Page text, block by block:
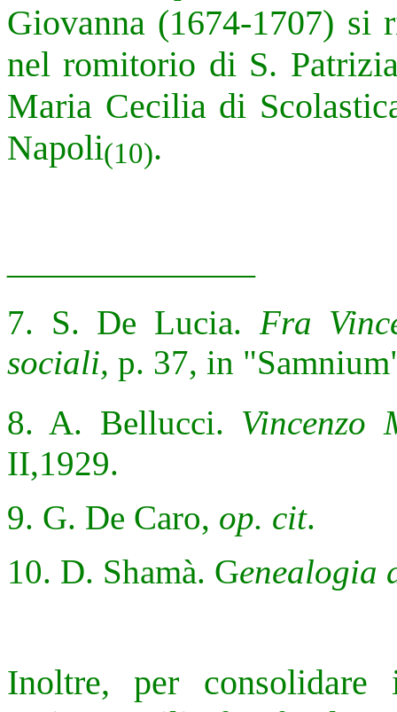
Giovanna (1674-1707) si
nel romitorio di S.
Maria Cecilia di
Napoli(10).
7. S. De Lucia. Fra
sociali, p. 37, in
8. A. Bellucci. Vincenzo
II,1929.
9. G. De Caro, op. cit.
10. D. Shamà. Genealogia
Inoltre, per